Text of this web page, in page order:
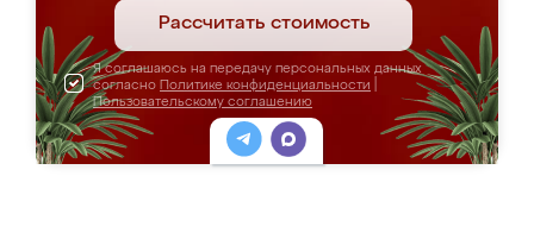
Рассчитать стоимость
Я соглашаюсь на передачу персональных данных
согласно Политике конфиденциальности
Пользовательскому соглашению